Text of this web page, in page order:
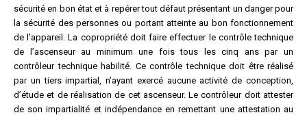
sécurité en bon état et à repérer tout défaut présentant un danger pour
la sécurité des personnes ou portant atteinte au bon fonctionnement
de l’appareil. La copropriété doit faire effectuer le contrôle technique
de l’ascenseur au minimum une fois tous les cinq ans par un
contrôleur technique habilité. Ce contrôle technique doit être réalisé
par un tiers impartial, n’ayant exercé aucune activité de conception,
d’étude et de réalisation de cet ascenseur. Le contrôleur doit attester
de son impartialité et indépendance en remettant une attestation au